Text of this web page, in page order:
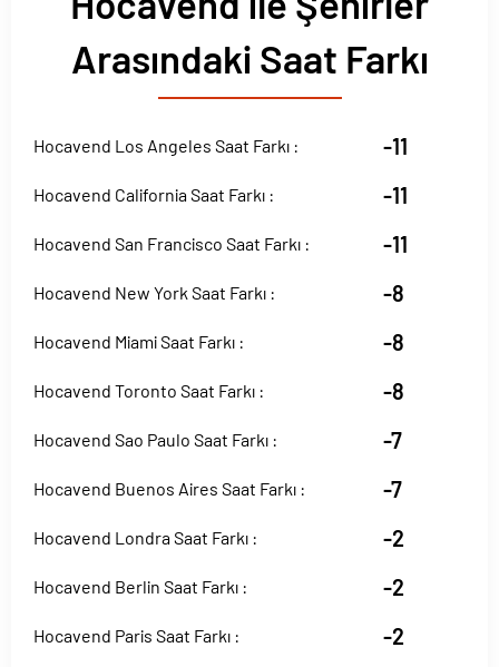
Arasındaki Saat Farkı
Hocavend Los Angeles Saat Farkı : -11
Hocavend California Saat Farkı : -11
Hocavend San Francisco Saat Farkı : -11
Hocavend New York Saat Farkı : -8
Hocavend Miami Saat Farkı : -8
Hocavend Toronto Saat Farkı : -8
Hocavend Sao Paulo Saat Farkı : -7
Hocavend Buenos Aires Saat Farkı : -7
Hocavend Londra Saat Farkı : -2
Hocavend Berlin Saat Farkı : -2
Hocavend Paris Saat Farkı : -2